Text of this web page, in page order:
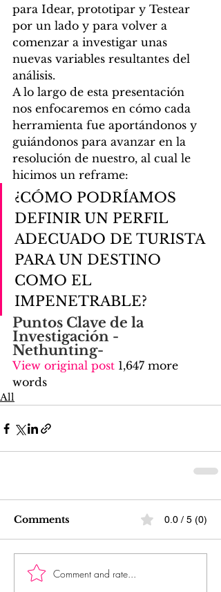
para Idear, prototipar y Testear
por un lado y para volver a
comenzar a investigar unas
nuevas variables resultantes del
análisis.
A lo largo de esta presentación
nos enfocaremos en cómo cada
herramienta fue aportándonos y
guiándonos para avanzar en la
resolución de nuestro, al cual le
hicimos un reframe:
¿CÓMO PODRÍAMOS
DEFINIR UN PERFIL
ADECUADO DE TURISTA
PARA UN DESTINO
COMO EL
IMPENETRABLE?
Puntos Clave de la
Investigación -
Nethunting-
View original post 1,647 more
words
All
Comments 0.0 / 5 (0)
Comment and rate...